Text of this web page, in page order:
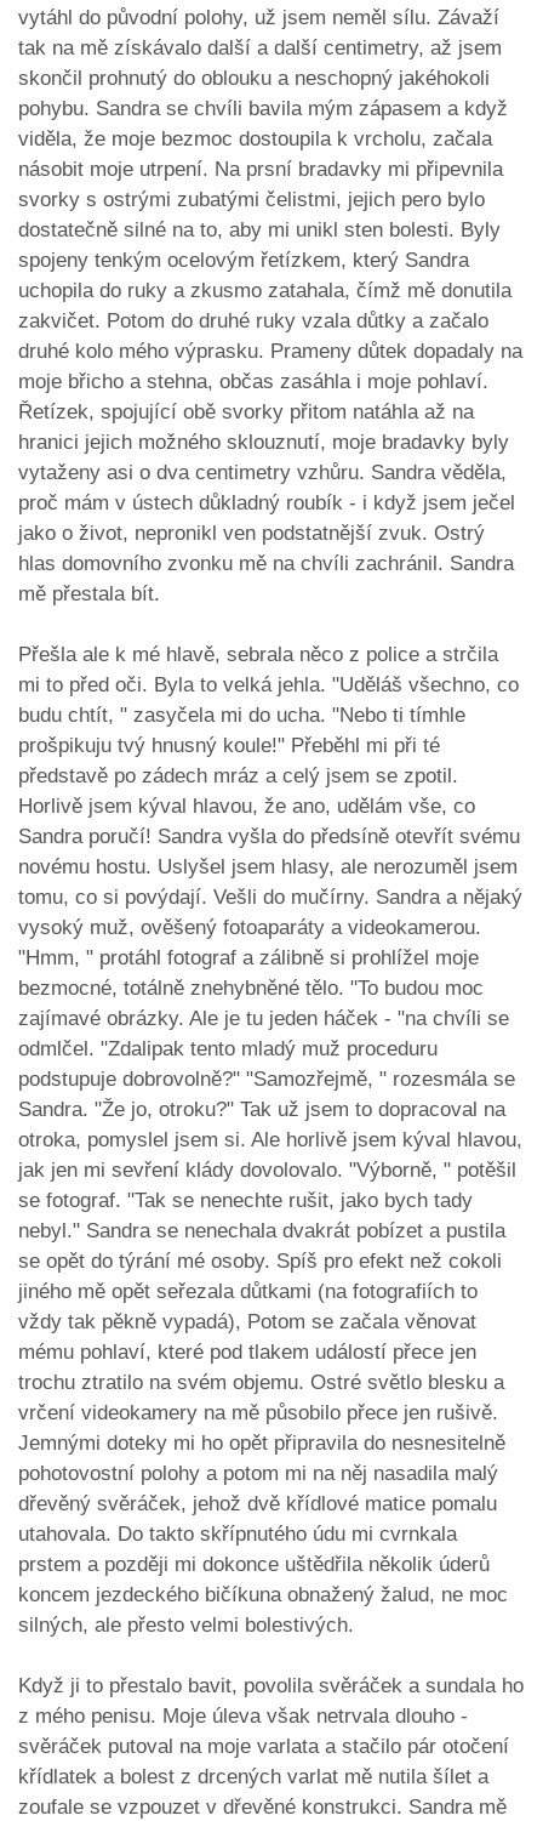
vytáhl do původní polohy, už jsem neměl sílu. Závaží
tak na mě získávalo další a další centimetry, až jsem
skončil prohnutý do oblouku a neschopný jakéhokoli
pohybu. Sandra se chvíli bavila mým zápasem a když
viděla, že moje bezmoc dostoupila k vrcholu, začala
násobit moje utrpení. Na prsní bradavky mi připevnila
svorky s ostrými zubatými čelistmi, jejich pero bylo
dostatečně silné na to, aby mi unikl sten bolesti. Byly
spojeny tenkým ocelovým řetízkem, který Sandra
uchopila do ruky a zkusmo zatahala, čímž mě donutila
zakvičet. Potom do druhé ruky vzala důtky a začalo
druhé kolo mého výprasku. Prameny důtek dopadaly na
moje břicho a stehna, občas zasáhla i moje pohlaví.
Řetízek, spojující obě svorky přitom natáhla až na
hranici jejich možného sklouznutí, moje bradavky byly
vytaženy asi o dva centimetry vzhůru. Sandra věděla,
proč mám v ústech důkladný roubík - i když jsem ječel
jako o život, nepronikl ven podstatnější zvuk. Ostrý
hlas domovního zvonku mě na chvíli zachránil. Sandra
mě přestala bít.
Přešla ale k mé hlavě, sebrala něco z police a strčila
mi to před oči. Byla to velká jehla. "Uděláš všechno, co
budu chtít, " zasyčela mi do ucha. "Nebo ti tímhle
prošpikuju tvý hnusný koule!" Přeběhl mi při té
představě po zádech mráz a celý jsem se zpotil.
Horlivě jsem kýval hlavou, že ano, udělám vše, co
Sandra poručí! Sandra vyšla do předsíně otevřít svému
novému hostu. Uslyšel jsem hlasy, ale nerozuměl jsem
tomu, co si povýdají. Vešli do mučírny. Sandra a nějaký
vysoký muž, ověšený fotoaparáty a videokamerou.
"Hmm, " protáhl fotograf a zálibně si prohlížel moje
bezmocné, totálně znehybněné tělo. "To budou moc
zajímavé obrázky. Ale je tu jeden háček - "na chvíli se
odmlčel. "Zdalipak tento mladý muž proceduru
podstupuje dobrovolně?" "Samozřejmě, " rozesmála se
Sandra. "Že jo, otroku?" Tak už jsem to dopracoval na
otroka, pomyslel jsem si. Ale horlivě jsem kýval hlavou,
jak jen mi sevření klády dovolovalo. "Výborně, " potěšil
se fotograf. "Tak se nenechte rušit, jako bych tady
nebyl." Sandra se nenechala dvakrát pobízet a pustila
se opět do týrání mé osoby. Spíš pro efekt než cokoli
jiného mě opět seřezala důtkami (na fotografiích to
vždy tak pěkně vypadá), Potom se začala věnovat
mému pohlaví, které pod tlakem událostí přece jen
trochu ztratilo na svém objemu. Ostré světlo blesku a
vrčení videokamery na mě působilo přece jen rušivě.
Jemnými doteky mi ho opět připravila do nesnesitelně
pohotovostní polohy a potom mi na něj nasadila malý
dřevěný svěráček, jehož dvě křídlové matice pomalu
utahovala. Do takto skřípnutého údu mi cvrnkala
prstem a později mi dokonce uštědřila několik úderů
koncem jezdeckého bičíkuna obnažený žalud, ne moc
silných, ale přesto velmi bolestivých.
Když ji to přestalo bavit, povolila svěráček a sundala ho
z mého penisu. Moje úleva však netrvala dlouho -
svěráček putoval na moje varlata a stačilo pár otočení
křídlatek a bolest z drcených varlat mě nutila šílet a
zoufale se vzpouzet v dřevěné konstrukci. Sandra mě